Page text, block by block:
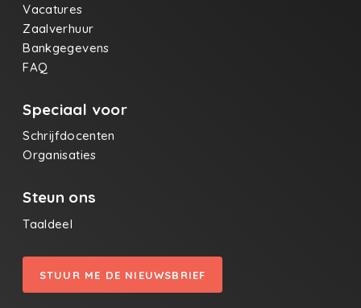
Vacatures
Zaalverhuur
Bankgegevens
FAQ
Speciaal voor
Schrijfdocenten
Organisaties
Steun ons
Taaldeel
STUUR ME DE NIEUWSBRIEF